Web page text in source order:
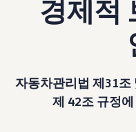
재활용 공
테크놀로지
운전자 보조 시
안전 및 편의 사
온라인 서
사고수리
서비스 및 부품
경제적
자동차관리법 제31조
제 42조 규정